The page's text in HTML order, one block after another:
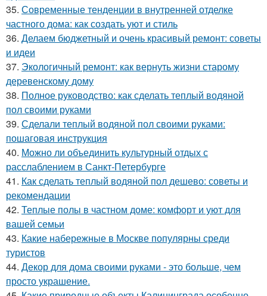
35. Современные тенденции в внутренней отделке
частного дома: как создать уют и стиль
36. Делаем бюджетный и очень красивый ремонт: советы
и идеи
37. Экологичный ремонт: как вернуть жизни старому
деревенскому дому
38. Полное руководство: как сделать теплый водяной
пол своими руками
39. Сделали теплый водяной пол своими руками:
пошаговая инструкция
40. Можно ли объединить культурный отдых с
расслаблением в Санкт-Петербурге
41. Как сделать теплый водяной пол дешево: советы и
рекомендации
42. Теплые полы в частном доме: комфорт и уют для
вашей семьи
43. Какие набережные в Москве популярны среди
туристов
44. Декор для дома своими руками - это больше, чем
просто украшение.